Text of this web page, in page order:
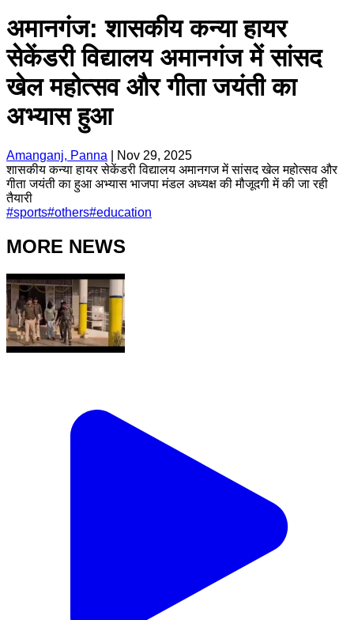
अमानगंज: शासकीय कन्या हायर
सेकेंडरी विद्यालय अमानगंज में सांसद
खेल महोत्सव और गीता जयंती का
अभ्यास हुआ
Amanganj, Panna
Nov 29, 2025
शासकीय कन्या हायर सेकेंडरी विद्यालय अमानगज में सांसद खेल महोत्सव और
गीता जयंती का हुआ अभ्यास भाजपा मंडल अध्यक्ष की मौजूदगी में की जा रही
तैयारी
#sports#others#education
MORE NEWS